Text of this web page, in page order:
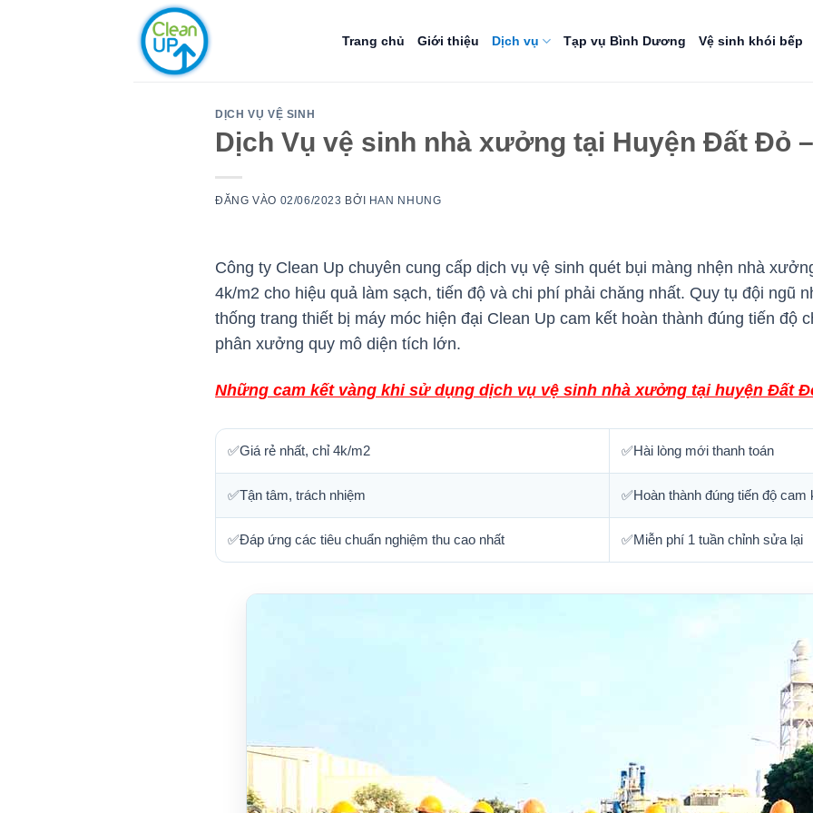
Trang chủ Giới thiệu Dịch vụ Tạp vụ Bình Dương Vệ sinh khói bếp
DỊCH VỤ VỆ SINH
Dịch Vụ vệ sinh nhà xưởng tại Huyện Đất Đỏ
ĐĂNG VÀO 02/06/2023 BỞI HAN NHUNG
Công ty Clean Up chuyên cung cấp dịch vụ vệ sinh quét bụi màng nhện nhà
4k/m2 cho hiệu quả làm sạch, tiến độ và chi phí phải chăng nhất. Quy tụ đội ngũ
thống trang thiết bị máy móc hiện đại Clean Up cam kết hoàn thành đúng tiến độ
phân xưởng quy mô diện tích lớn.
Những cam kết vàng khi sử dụng dịch vụ vệ sinh nhà xưởng tại huyện Đất
✅Giá rẻ nhất, chỉ 4k/m2 ✅Hài lòng mới thanh toán
✅Tận tâm, trách nhiệm ✅Hoàn thành đúng tiến độ cam
✅Đáp ứng các tiêu chuẩn nghiệm thu cao nhất ✅Miễn phí 1 tuần chỉnh sửa lại